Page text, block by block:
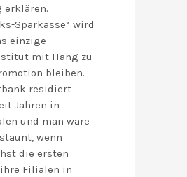
erklären.
Sparkasse“ wird
einzige
mit Hang zu
bleiben.
residiert
Jahren in
und man wäre
wenn
die ersten
Filialen in